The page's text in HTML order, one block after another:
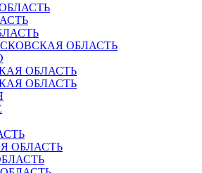
ОБЛАСТЬ
ОБЛАСТЬ
ОБЛАСТЬ
ОБЛАСТЬ